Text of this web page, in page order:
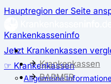
Hauptregion der Seite
Krankenkasseninfo
Jetzt Krankenkassen
☞ Krankenkassen
Allgemeine
Krankenkassen
BARMER